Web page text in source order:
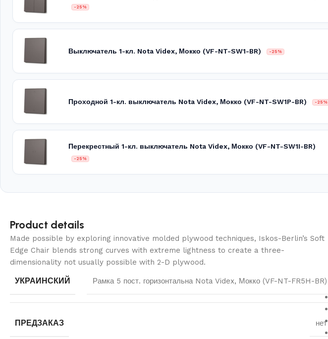
-25%
Выключатель 1-кл. Nota Videx, Мокко (VF-NT-SW1-BR) -25%
Проходной 1-кл. выключатель Nota Videx, Мокко (VF-NT-SW1P-BR) -25%
Перекрестный 1-кл. выключатель Nota Videx, Мокко (VF-NT-SW1I-BR)
-25%
Product details
Made possible by exploring innovative molded plywood techniques, Iskos-Berlin’s Soft
Edge Chair blends strong curves with extreme lightness to create a three-
dimensionality not usually possible with 2-D plywood.
УКРАИНСКИЙ Рамка 5 пост. горизонтальна Nota Videx, Мокко (VF-NT-FR5H-BR)
ПРЕДЗАКАЗ нет